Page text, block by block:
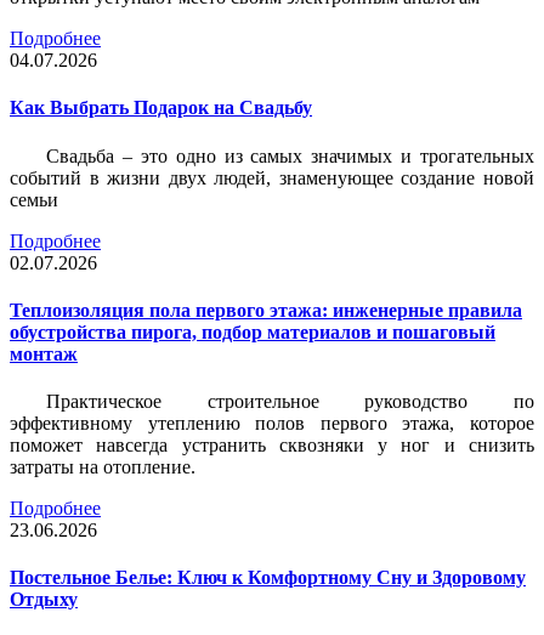
Подробнее
04.07.2026
Как Выбрать Подарок на Свадьбу
Свадьба – это одно из самых значимых и трогательных
событий в жизни двух людей, знаменующее создание новой
семьи
Подробнее
02.07.2026
Теплоизоляция пола первого этажа: инженерные правила
обустройства пирога, подбор материалов и пошаговый
монтаж
Практическое строительное руководство по
эффективному утеплению полов первого этажа, которое
поможет навсегда устранить сквозняки у ног и снизить
затраты на отопление.
Подробнее
23.06.2026
Постельное Белье: Ключ к Комфортному Сну и Здоровому
Отдыху